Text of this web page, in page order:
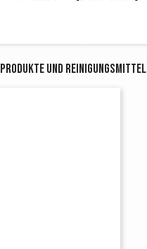
Produkte und Reinigungsmittel